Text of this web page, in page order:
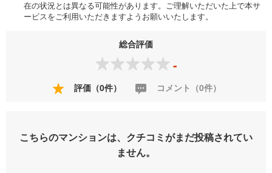
在の状況とは異なる可能性があります。ご理解いただいた上で本サ
ービスをご利用いただきますようお願いいたします。
総合評価
-
評価（0件） コメント（0件）
こちらのマンションは、クチコミがまだ投稿されてい
ません。